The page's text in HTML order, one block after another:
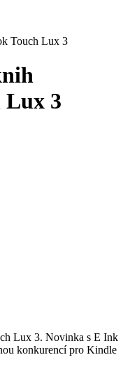
Touch Lux 3
Lux 3
Lux 3. Novinka s E Ink
konkurencí pro Kindle